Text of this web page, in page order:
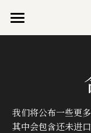
Home
Domaine
Recent
Where to
我们将公布一些更
其中会包含还未进